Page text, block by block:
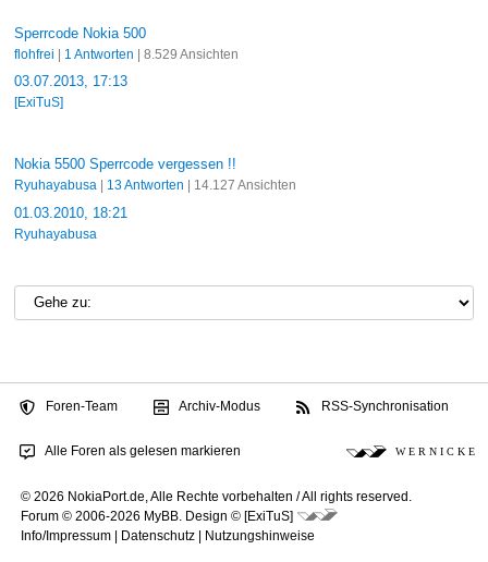
Sperrcode Nokia 500
flohfrei 1 Antworten | 8.529 Ansichten
03.07.2013, 17:13
[ExiTuS]
Nokia 5500 Sperrcode vergessen !!
Ryuhayabusa 13 Antworten | 14.127 Ansichten
01.03.2010, 18:21
Ryuhayabusa
Foren-Team Archiv-Modus RSS-Synchronisation
Alle Foren als gelesen markieren W E R N I C K E
© 2026 NokiaPort.de, Alle Rechte vorbehalten /All rights reserved.
Forum © 2006-2026 MyBB
Design © [ExiTuS]
Info/Impressum
Datenschutz Nutzungshinweise